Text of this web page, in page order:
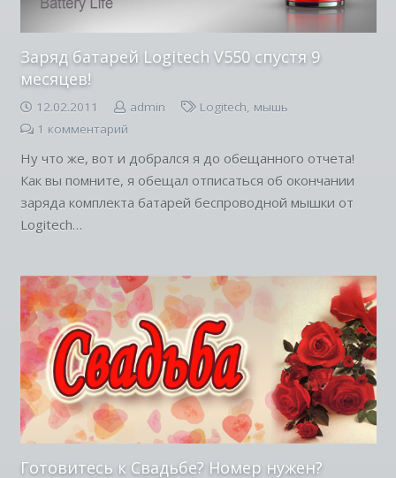
Заряд батарей Logitech V550 спустя 9
месяцев!
12.02.2011 admin Logitech, мышь
1 комментарий
Ну что же, вот и добрался я до обещанного отчета!
Как вы помните, я обещал отписаться об окончании
заряда комплекта батарей беспроводной мышки от
Logitech…
Готовитесь к Свадьбе? Номер нужен?